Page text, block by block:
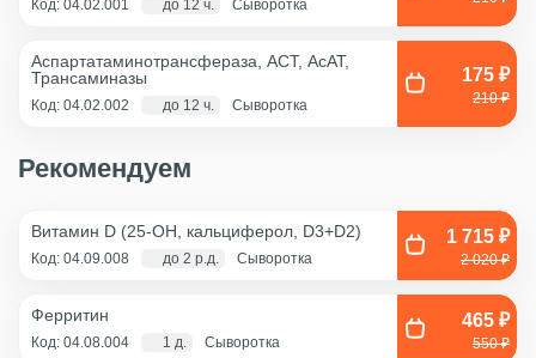
Код: 04.02.001 до 12 ч. Сыворотка
Аспартатаминотрансфераза, АСТ, АсАТ,
Трансаминазы
Код: 04.02.002 до 12 ч. Сыворотка
175 ₽
210 ₽
Рекомендуем
Витамин D (25-OH, кальциферол, D3+D2)
Код: 04.09.008 до 2 р.д. Сыворотка
1 715 ₽
2 020 ₽
Ферритин
Код: 04.08.004 1 д. Сыворотка
465 ₽
550 ₽